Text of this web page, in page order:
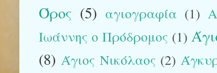
Όρος (5) αγιογραφία (1)
Ιωάννης ο Πρόδρομος (1)
(8) Άγιος Νικόλαος (2)